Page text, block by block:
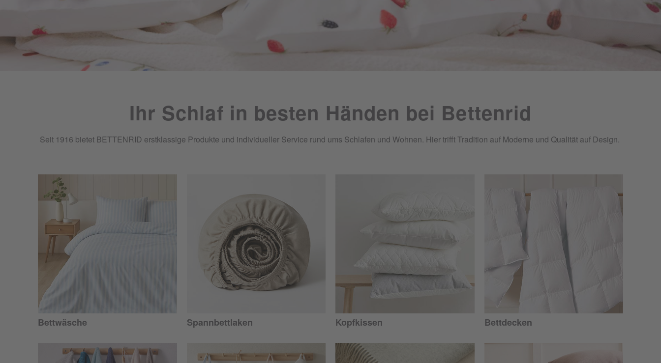
Ihr Schlaf in besten Händen bei Bettenrid
Seit 1916 bietet BETTENRID erstklassige Produkte und individueller Service rund ums Schlafen und Wohnen. Hier trifft Tradition auf Moderne und Qualität auf Design.
Bettwäsche Spannbettlaken Kopfkissen Bettdecken